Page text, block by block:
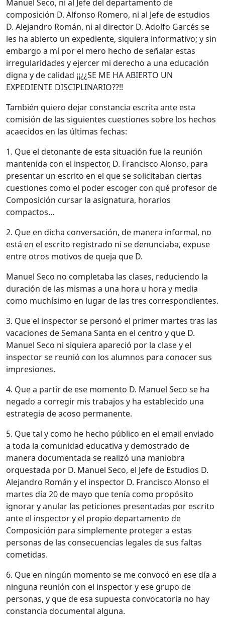
Manuel Seco, ni al Jefe del departamento de
composición D. Alfonso Romero, ni al Jefe de estudios
D. Alejandro Román, ni al director D. Adolfo Garcés se
les ha abierto un expediente, siquiera informativo; y sin
embargo a mí por el mero hecho de señalar estas
irregularidades y ejercer mi derecho a una educación
digna y de calidad ¡¡¿¿SE ME HA ABIERTO UN
EXPEDIENTE DISCIPLINARIO??!!
También quiero dejar constancia escrita ante esta
comisión de las siguientes cuestiones sobre los hechos
acaecidos en las últimas fechas:
1. Que el detonante de esta situación fue la reunión
mantenida con el inspector, D. Francisco Alonso, para
presentar un escrito en el que se solicitaban ciertas
cuestiones como el poder escoger con qué profesor de
Composición cursar la asignatura, horarios
compactos…
2. Que en dicha conversación, de manera informal, no
está en el escrito registrado ni se denunciaba, expuse
entre otros motivos de queja que D.
Manuel Seco no completaba las clases, reduciendo la
duración de las mismas a una hora u hora y media
como muchísimo en lugar de las tres correspondientes.
3. Que el inspector se personó el primer martes tras las
vacaciones de Semana Santa en el centro y que D.
Manuel Seco ni siquiera apareció por la clase y el
inspector se reunió con los alumnos para conocer sus
impresiones.
4. Que a partir de ese momento D. Manuel Seco se ha
negado a corregir mis trabajos y ha establecido una
estrategia de acoso permanente.
5. Que tal y como he hecho público en el email enviado
a toda la comunidad educativa y demostrado de
manera documentada se realizó una maniobra
orquestada por D. Manuel Seco, el Jefe de Estudios D.
Alejandro Román y el inspector D. Francisco Alonso el
martes día 20 de mayo que tenía como propósito
ignorar y anular las peticiones presentadas por escrito
ante el inspector y el propio departamento de
Composición para simplemente proteger a estas
personas de las consecuencias legales de sus faltas
cometidas.
6. Que en ningún momento se me convocó en ese día a
ninguna reunión con el inspector y ese grupo de
personas, y que de esa supuesta convocatoria no hay
constancia documental alguna.